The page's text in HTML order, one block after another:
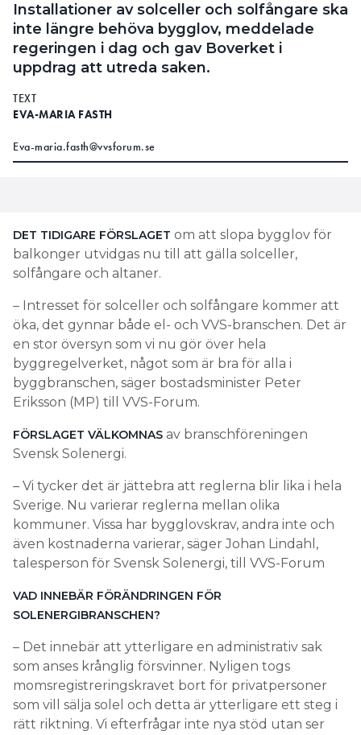
Installationer av solceller och solfångare ska
inte längre behöva bygglov, meddelade
regeringen i dag och gav Boverket i
uppdrag att utreda saken.
TEXT
EVA-MARIA FASTH
Eva-maria.fasth@vvsforum.se
DET TIDIGARE FÖRSLAGET om att slopa bygglov för
balkonger utvidgas nu till att gälla solceller,
solfångare och altaner.
– Intresset för solceller och solfångare kommer att
öka, det gynnar både el- och VVS-branschen. Det är
en stor översyn som vi nu gör över hela
byggregelverket, något som är bra för alla i
byggbranschen, säger bostadsminister Peter
Eriksson (MP) till VVS-Forum.
FÖRSLAGET VÄLKOMNAS av branschföreningen
Svensk Solenergi.
– Vi tycker det är jättebra att reglerna blir lika i hela
Sverige. Nu varierar reglerna mellan olika
kommuner. Vissa har bygglovskrav, andra inte och
även kostnaderna varierar, säger Johan Lindahl,
talesperson för Svensk Solenergi, till VVS-Forum
VAD INNEBÄR FÖRÄNDRINGEN FÖR
SOLENERGIBRANSCHEN?
– Det innebär att ytterligare en administrativ sak
som anses krånglig försvinner. Nyligen togs
momsregistreringskravet bort för privatpersoner
som vill sälja solel och detta är ytterligare ett steg i
rätt riktning. Vi efterfrågar inte nya stöd utan ser